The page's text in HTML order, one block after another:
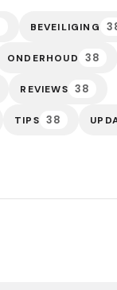
BEVEILIGING
ONDERHOUD 38
REVIEWS 38
TIPS 38